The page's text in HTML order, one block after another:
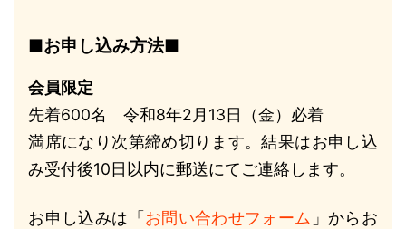
■お申し込み方法■
会員限定
先着600名 令和8年2月13日（金）必着
満席になり次第締め切ります。結果はお申し込
み受付後10日以内に郵送にてご連絡します。
お申し込みは「 お問い合わせフォーム 」からお